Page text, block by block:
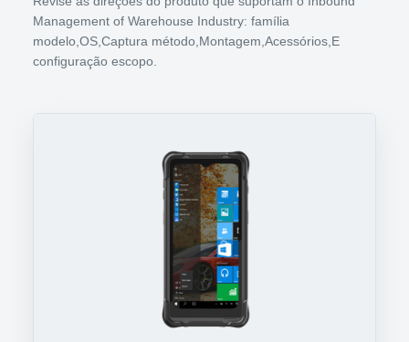
Management of Warehouse Industry: família
modelo,OS,Captura método,Montagem,Acessórios,E
configuração escopo.